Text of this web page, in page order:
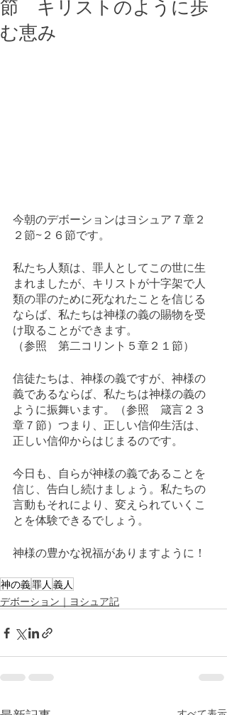
節 キリストのように歩
む恵み
今朝のデボーションはヨシュア７章２
２節~２６節です。
私たち人類は、罪人としてこの世に生
まれましたが、キリストが十字架で人
類の罪のために死なれたことを信じる
ならば、私たちは神様の義の賜物を受
け取ることができます。
（参照　第二コリント５章２１節）
信徒たちは、神様の義ですが、神様の
義であるならば、私たちは神様の義の
ように振舞います。（参照　箴言２３
章７節）つまり、正しい信仰生活は、
正しい信仰からはじまるのです。
今日も、自らが神様の義であることを
信じ、告白し続けましょう。私たちの
言動もそれにより、変えられていくこ
とを体験できるでしょう。
神様の豊かな祝福がありますように！
神の義罪人 義人
デボーション｜ヨシュア記